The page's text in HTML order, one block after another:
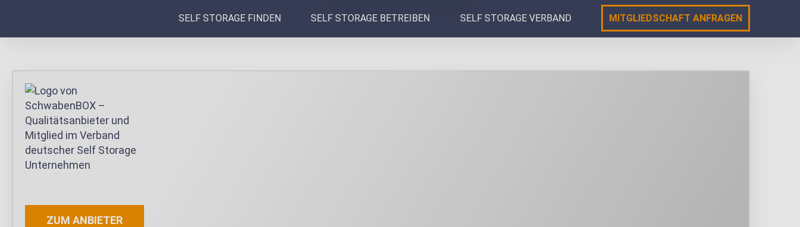
SELF STORAGE FINDEN SELF STORAGE BETREIBEN SELF STORAGE VERBAND MITGLIEDSCHAFT ANFRAGEN
ZUM ANBIETER